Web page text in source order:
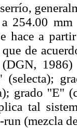
254.00
hace a
de
1986)
grado "E"
tal
(mezcla